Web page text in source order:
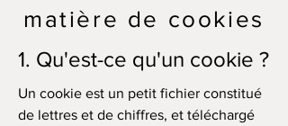
matière de cookies
1. Qu'est-ce qu'un cookie ?
Un cookie est un petit fichier constitué
de lettres et de chiffres, et téléchargé